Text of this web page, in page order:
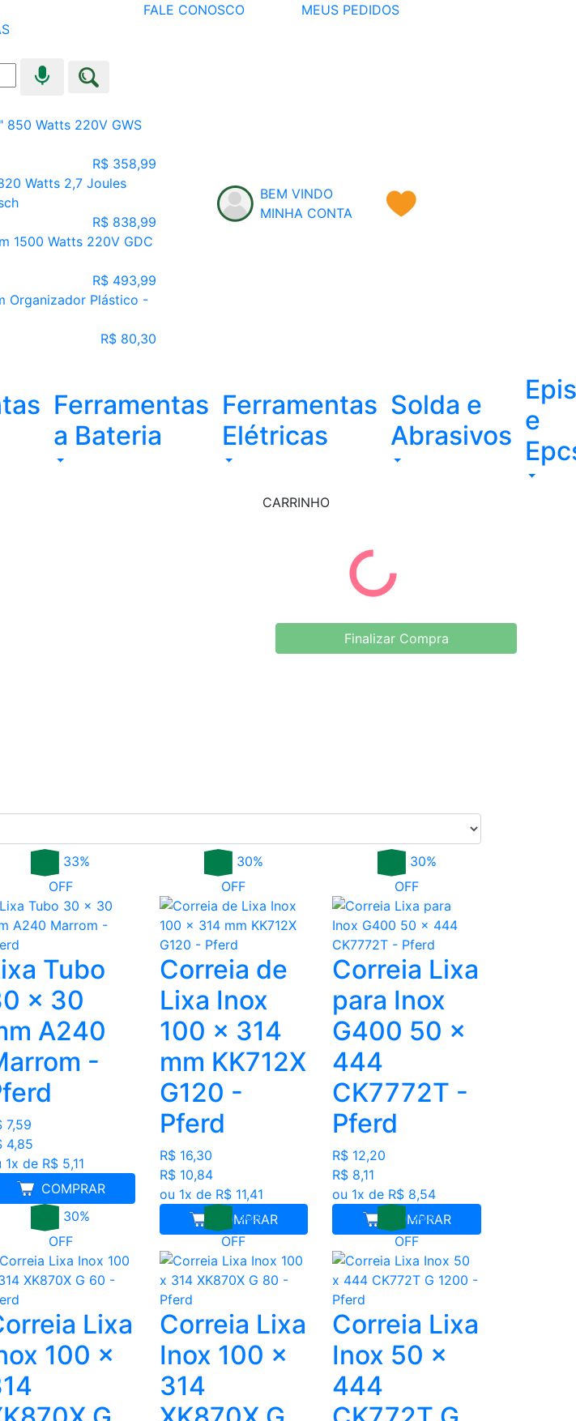
FALE CONOSCO MEUS PEDIDOS
850 Watts 220V GWS
R$ 358,99
Watts 2,7 Joules
R$ 838,99
1500 Watts 220V GDC
R$ 493,99
Organizador Plástico -
R$ 80,30
BEM VINDO
MINHA CONTA
Ferramentas
a Bateria
Ferramentas
Elétricas
Solda e
Abrasivos
Epis
e
CARRINHO
Finalizar Compra
33%
OFF
Tubo
x 30
A240
-
7,59
4,85
1x de R$ 5,11
COMPRAR
30%
OFF
Correia de
Lixa Inox
100 x 314
mm KK712X
G120 -
Pferd
R$ 16,30
R$ 10,84
ou 1x de R$ 11,41
COMPRAR
30%
OFF
Correia Lixa
para Inox
G400 50 x
444
CK7772T -
Pferd
R$ 12,20
R$ 8,11
ou 1x de R$ 8,54
COMPRAR
30%
OFF
Lixa
100 x
30%
OFF
Correia Lixa
Inox 100 x
314
30%
OFF
Correia Lixa
Inox 50 x
444